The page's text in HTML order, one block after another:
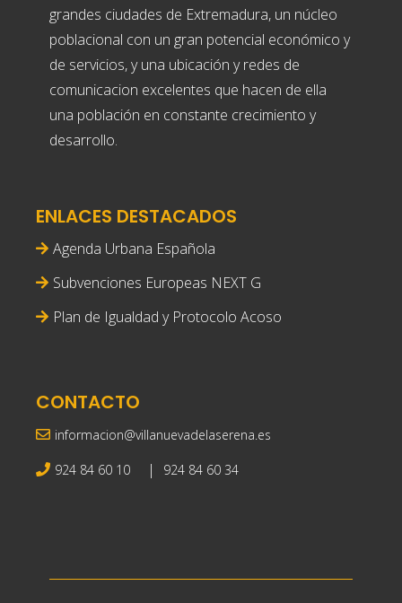
grandes ciudades de Extremadura, un núcleo
poblacional con un gran potencial económico y
de servicios, y una ubicación y redes de
comunicacion excelentes que hacen de ella
una población en constante crecimiento y
desarrollo.
ENLACES DESTACADOS
Agenda Urbana Española
Subvenciones Europeas NEXT G
Plan de Igualdad y Protocolo Acoso
CONTACTO
informacion@villanuevadelaserena.es
924 84 60 10 | 924 84 60 34